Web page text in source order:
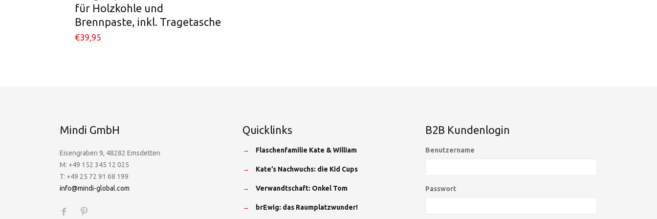
für Holzkohle und
Brennpaste, inkl. Tragetasche
€39,95
Mindi GmbH
Eisengraben 9, 48282 Emsdetten
M: +49 152 345 12 025
T: +49 25 72 91 68 199
info@mindi-global.com
Quicklinks
→ Flaschenfamilie Kate & William
→ Kate’s Nachwuchs: die Kid Cups
→ Verwandtschaft: Onkel Tom
→ brEwig: das Raumplatzwunder!
B2B Kundenlogin
Benutzername
Passwort